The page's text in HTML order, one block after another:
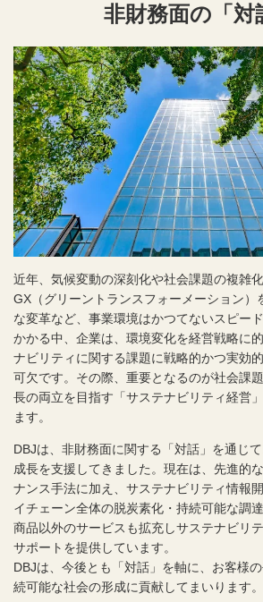
非財務面の「対
近年、気候変動の深刻化や社会課題の複雑
GX（グリーントランスフォーメーション）
な変革など、事業環境はかつてないスピー
かかる中、企業は、環境変化を経営戦略に
ナビリティに関する課題に戦略的かつ実効
可欠です。その際、重要となるのが社会課
長の両立を目指す「サステナビリティ経営
ます。
DBJは、非財務面に関する「対話」を通じ
成長を支援してきました。現在は、先進的
ナンス手法に加え、サステナビリティ情報
イチェーン全体の脱炭素化・持続可能な調
商品以外のサービスも拡充しサステナビリ
サポートを提供しています。
DBJは、今後とも「対話」を軸に、お客様
続可能な社会の形成に貢献してまいります。